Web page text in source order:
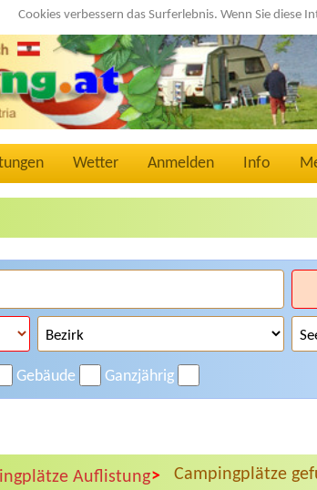
Cookies verbessern das Surferlebnis. Wenn Sie diese
Wetter Anmelden Info
Gebäude Ganzjährig
Auflistung> Campingplätze